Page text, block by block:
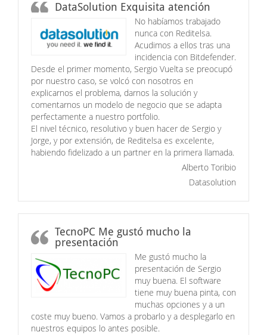
DataSolution Exquisita atención
No habíamos trabajado
nunca con Reditelsa.
Acudimos a ellos tras una
incidencia con Bitdefender.
Desde el primer momento, Sergio Vuelta se preocupó
por nuestro caso, se volcó con nosotros en
explicarnos el problema, darnos la solución y
comentarnos un modelo de negocio que se adapta
perfectamente a nuestro portfolio.
El nivel técnico, resolutivo y buen hacer de Sergio y
Jorge, y por extensión, de Reditelsa es excelente,
habiendo fidelizado a un partner en la primera llamada.
Alberto Toribio
Datasolution
TecnoPC Me gustó mucho la
presentación
Me gustó mucho la
presentación de Sergio
muy buena. El software
tiene muy buena pinta, con
muchas opciones y a un
coste muy bueno. Vamos a probarlo y a desplegarlo en
nuestros equipos lo antes posible.